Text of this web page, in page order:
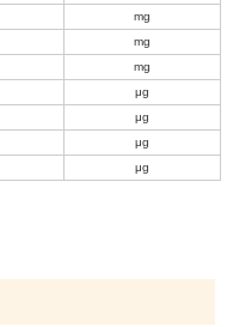
mg
mg
mg
μg
μg
μg
μg